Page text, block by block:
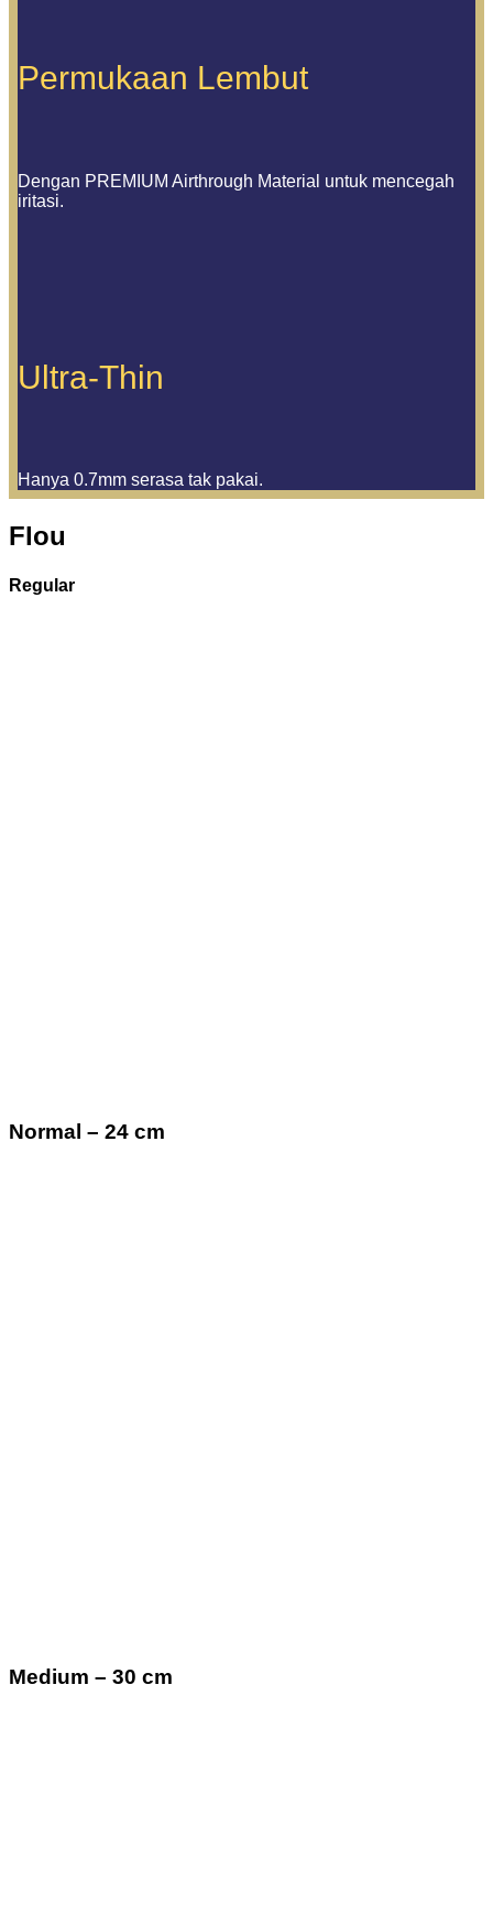
Permukaan Lembut
Dengan PREMIUM Airthrough Material untuk mencegah
iritasi.
Ultra-Thin
Hanya 0.7mm serasa tak pakai.
Flou
Regular
Normal – 24 cm
Medium – 30 cm